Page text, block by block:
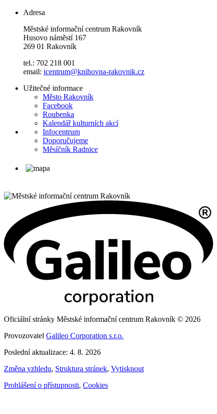
Adresa
Městské informační centrum Rakovník
Husovo náměstí 167
269 01 Rakovník
tel.: 702 218 001
email: icentrum@knihovna-rakovnik.cz
Užitečné informace
Město Rakovník
Facebook
Roubenka
Kalendář kulturních akcí
Infocentrum
Doporučujeme
Měsíčník Radnice
Oficiální stránky Městské informační centrum Rakovník © 2026
Provozovatel Galileo Corporation s.r.o.
Poslední aktualizace: 4. 8. 2026
Změna vzhledu, Struktura stránek, Vytisknout
Prohlášení o přístupnosti, Cookies